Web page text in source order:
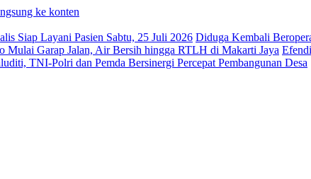
ke konten
Siap Layani Pasien Sabtu, 25 Juli 2026 Diduga Kembali
Garap Jalan, Air Bersih hingga RTLH di Makarti Jaya
TNI-Polri dan Pemda Bersinergi Percepat Pembangunan Desa